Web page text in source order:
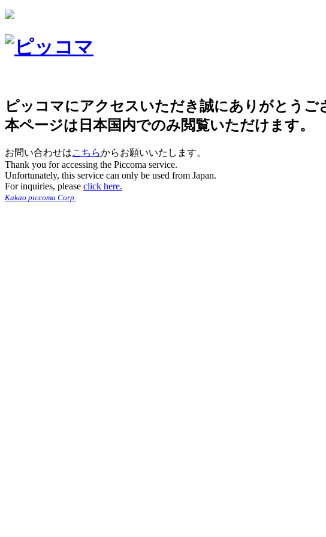
ピッコマにアクセスいただき誠にありがとうご
本ページは日本国内でのみ閲覧いただけます。
お問い合わせはこちらからお願いいたします。
Thank you for accessing the Piccoma service.
Unfortunately, this service can only be used from Japan.
For inquiries, please click here.
Kakao piccoma Corp.